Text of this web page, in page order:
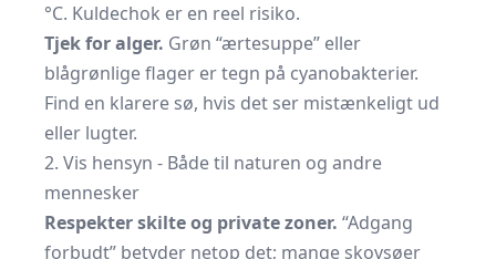
°C. Kuldechok er en reel risiko.
Tjek for alger. Grøn “ærtesuppe” eller
blågrønlige flager er tegn på cyanobakterier.
Find en klarere sø, hvis det ser mistænkeligt ud
eller lugter.
2. Vis hensyn - Både til naturen og andre
mennesker
Respekter skilte og private zoner. “Adgang
forbudt” betyder netop det; mange skovsøer